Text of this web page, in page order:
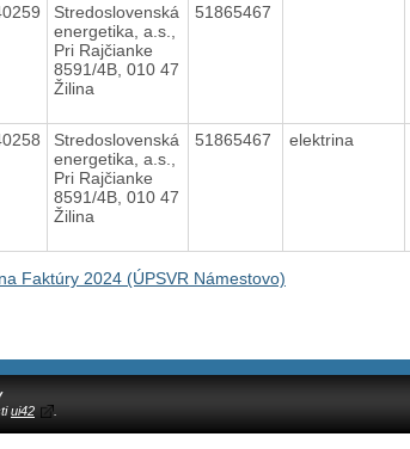
Stredoslovenská
energetika, a.s.,
Pri Rajčianke
8591/4B, 010 47
Žilina
51865467
Stredoslovenská
energetika, a.s.,
Pri Rajčianke
8591/4B, 010 47
Žilina
51865467 elektrina
Faktúry 2024 (ÚPSVR Námestovo)
ui42